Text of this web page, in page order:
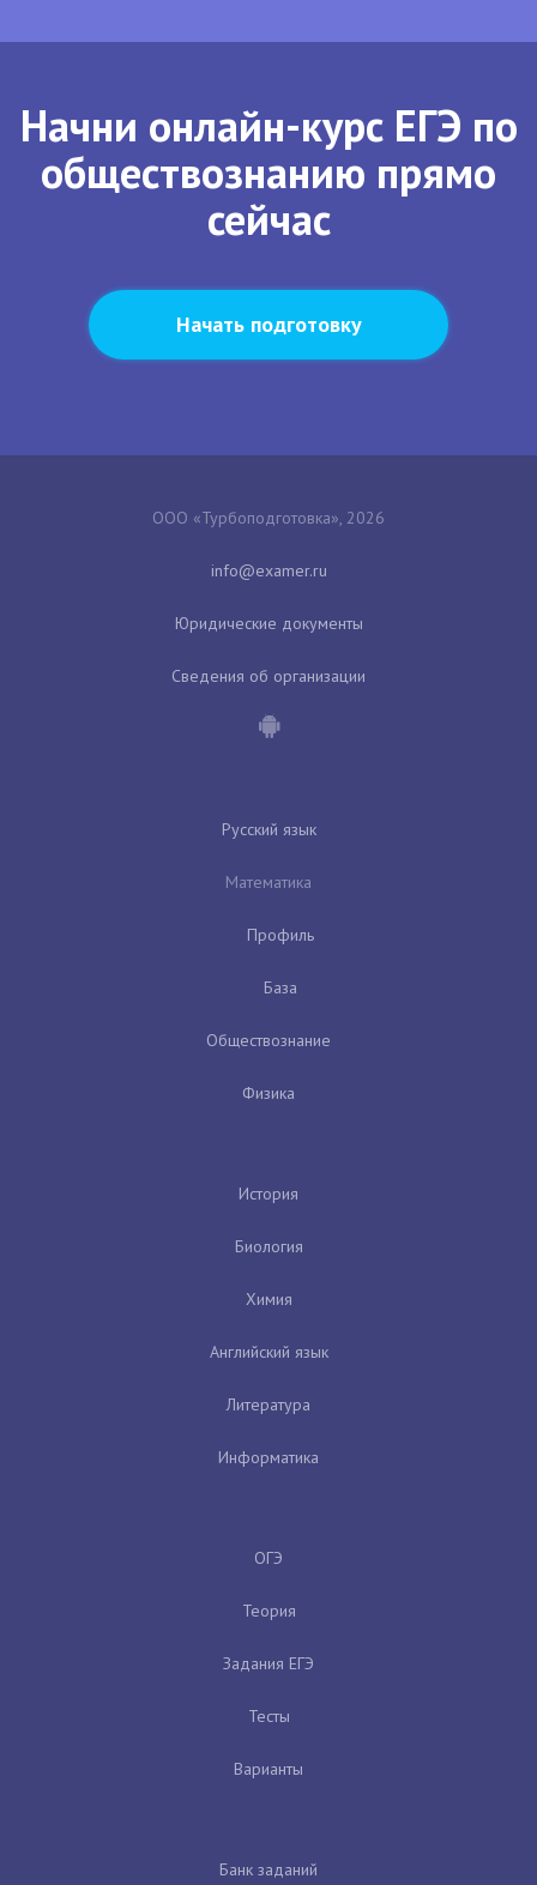
Начни онлайн-курс ЕГЭ по
обществознанию прямо
сейчас
Начать подготовку
ООО «Турбоподготовка», 2026
Юридические документы
Сведения об организации
Русский язык
Математика
Профиль
База
Обществознание
Физика
История
Биология
Химия
Английский язык
Литература
Информатика
ОГЭ
Теория
Задания ЕГЭ
Тесты
Варианты
Банк заданий